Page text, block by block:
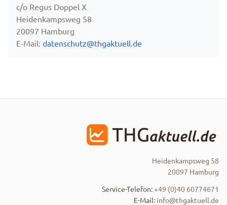
c/o Regus Doppel X
Heidenkampsweg 58
20097 Hamburg
E-Mail: datenschutz@thgaktuell.de
Heidenkampsweg 58
20097 Hamburg
Service-Telefon:+49 (0)40 60774671
E-Mail: info@thgaktuell.de